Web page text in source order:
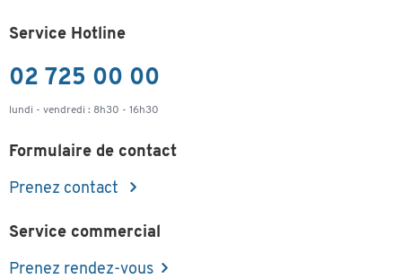
Service Hotline
02 725 00 00
lundi - vendredi : 8h30 - 16h30
Formulaire de contact
Prenez contact
Service commercial
Prenez rendez-vous